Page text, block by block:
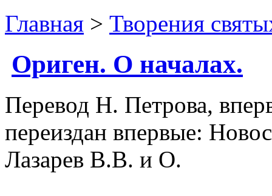
Главная > Творения
Ориген. О началах.
Перевод Н. Петрова,
переиздан впервые:
Лазарев В.В. и О.